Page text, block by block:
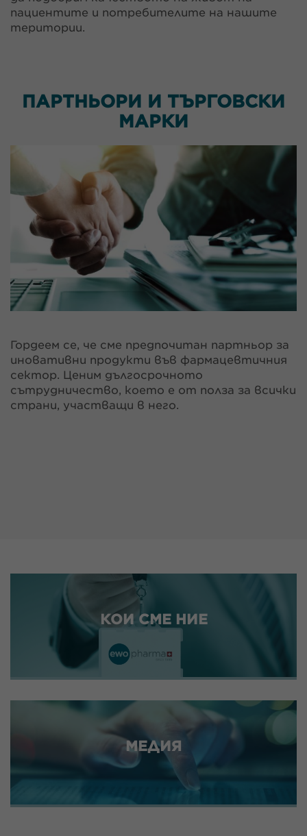
пациентите и потребителите на нашите
територии.
ПАРТНЬОРИ И ТЪРГОВСКИ
МАРКИ
Гордеем се, че сме предпочитан партньор за
иновативни продукти във фармацевтичния
сектор. Ценим дългосрочното
сътрудничество, което е от полза за всички
страни, участващи в него.
КОИ СМЕ НИЕ
МЕДИЯ